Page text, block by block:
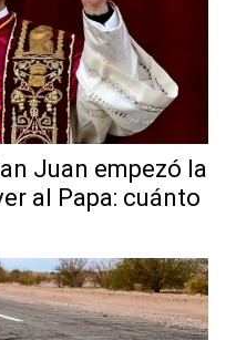
Juan empezó la
al Papa: cuánto